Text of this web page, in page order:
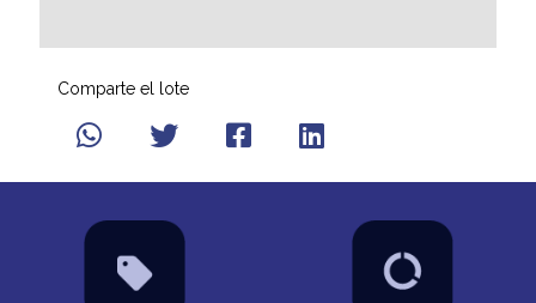
Comparte el lote